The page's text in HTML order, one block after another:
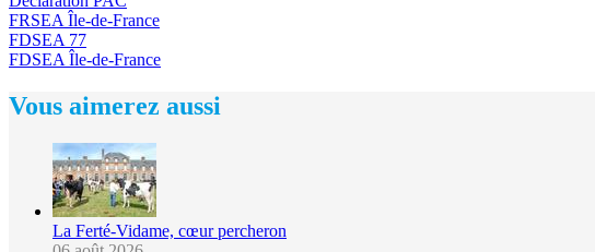
FRSEA Île-de-France
FDSEA 77
FDSEA Île-de-France
Vous aimerez aussi
La Ferté-Vidame, cœur percheron